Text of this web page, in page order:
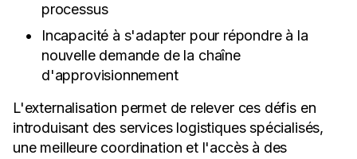
processus
Incapacité à s'adapter pour répondre à la
nouvelle demande de la chaîne
d'approvisionnement
L'externalisation permet de relever ces défis en
introduisant des services logistiques spécialisés,
une meilleure coordination et l'accès à des